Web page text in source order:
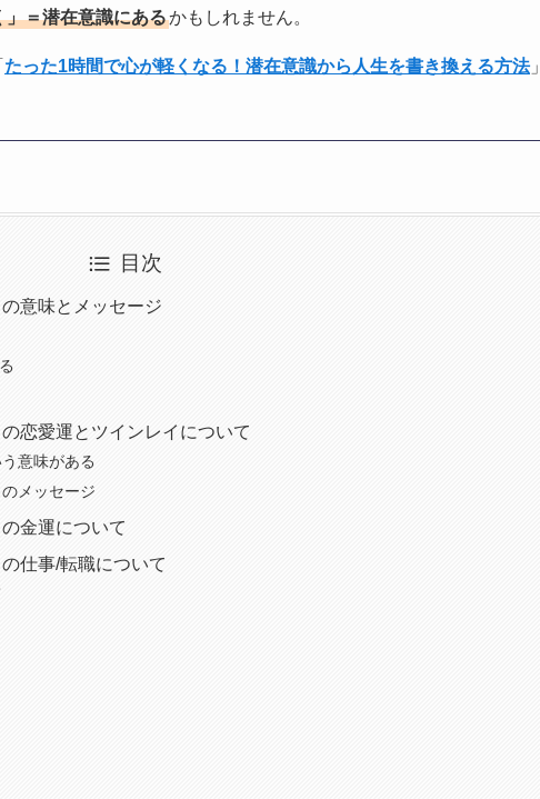
」＝潜在意識にあるかもしれません。
たった1時間で心が軽くなる！潜在意識から人生を書き換える方法」
目次
意味とメッセージ
恋愛運とツインレイについて
意味がある
メッセージ
金運について
仕事/転職について